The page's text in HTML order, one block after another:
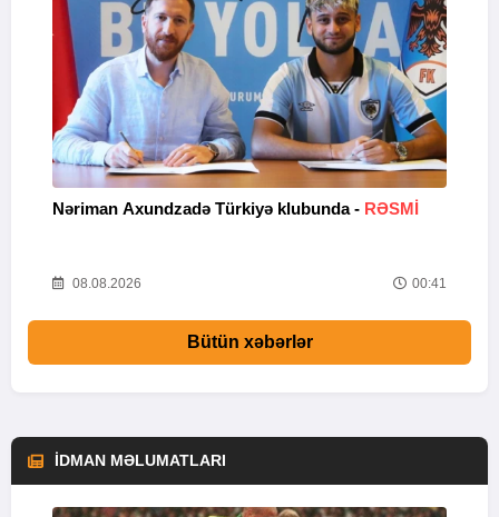
Nəriman Axundzadə Türkiyə klubunda - RƏSMİ
08.08.2026 00:41
Bütün xəbərlər
İDMAN MƏLUMATLARI